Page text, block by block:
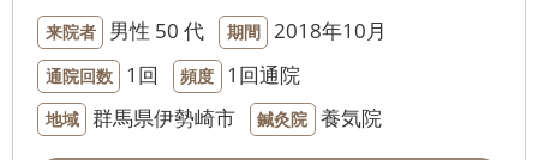
来院者 男性 50 代 期間 2018年10月
通院回数 1回 頻度 1回通院
地域 群馬県伊勢崎市 鍼灸院 養気院